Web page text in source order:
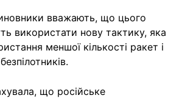
вважають, що цього
використати нову тактику, яка
меншої кількості ракет і
що російське